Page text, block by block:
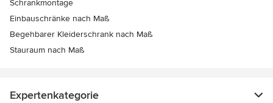
Schrankmontage
Einbauschränke nach Maß
Begehbarer Kleiderschrank nach Maß
Stauraum nach Maß
Expertenkategorie